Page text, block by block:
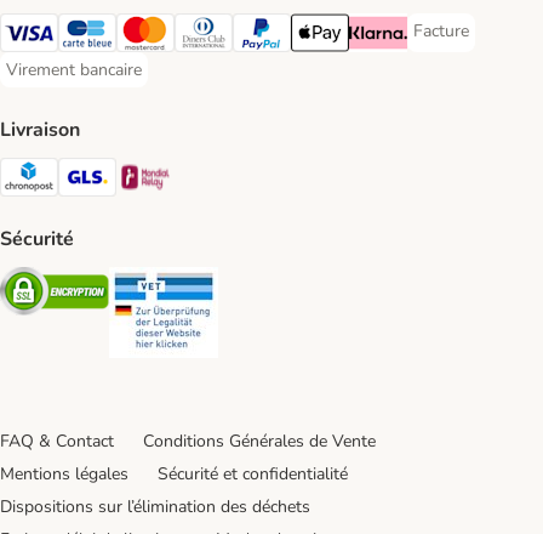
Visa Payment Method
carte bleue Payment Method
Master Card Payment Method
Diners Club Payment Method
Paypal Payment Method
Apple Pay Payment Method
Klarna Payment Method
Facture
Facture
Virement bancaire
Virement bancaire Payment Method
Livraison
Chronopost Shipping Method
GLS Shipping Method
Sécurité
Security
FAQ & Contact
Conditions Générales de Vente
Mentions légales
Sécurité et confidentialité
Dispositions sur l’élimination des déchets